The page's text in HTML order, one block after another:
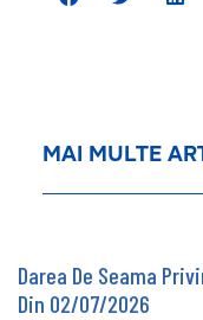
MAI MULTE
Darea De Seama
Din 02/07/2026